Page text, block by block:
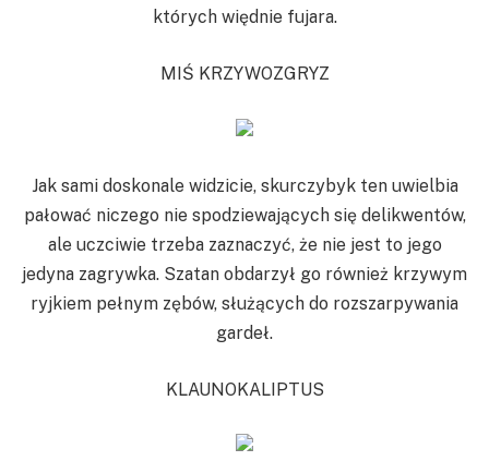
których więdnie fujara.
MIŚ KRZYWOZGRYZ
Jak sami doskonale widzicie, skurczybyk ten uwielbia
pałować niczego nie spodziewających się delikwentów,
ale uczciwie trzeba zaznaczyć, że nie jest to jego
jedyna zagrywka. Szatan obdarzył go również krzywym
ryjkiem pełnym zębów, służących do rozszarpywania
gardeł.
KLAUNOKALIPTUS